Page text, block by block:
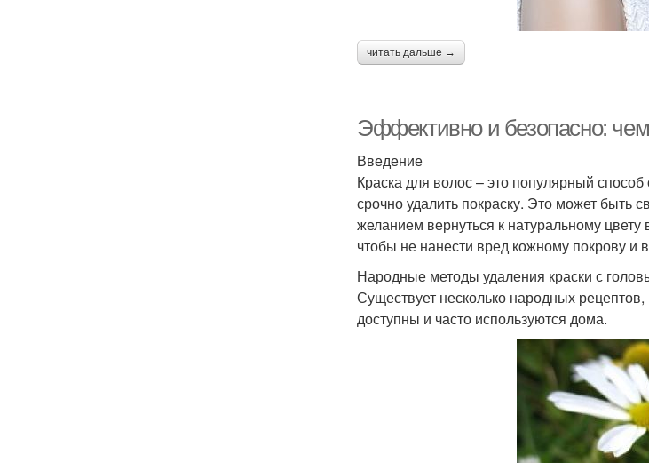
читать дальше →
Эффективно и безопасно: чем
Введение
Краска для волос – это популярный способ
срочно удалить покраску. Это может быть
желанием вернуться к натуральному
чтобы не нанести вред кожному покрову и
Народные методы удаления краски с
Существует несколько народных
доступны и часто используются дома.